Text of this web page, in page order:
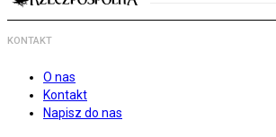
KONTAKT
O nas
Kontakt
Napisz do nas